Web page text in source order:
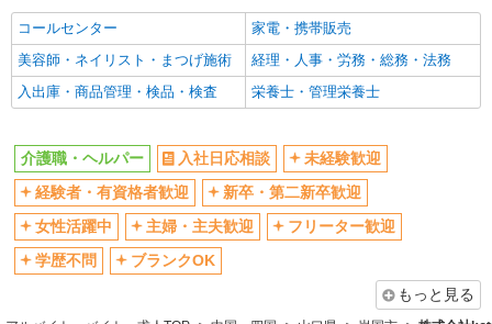
コールセンター
家電・携帯販売
美容師・ネイリスト・まつげ施術
経理・人事・労務・総務・法務
入出庫・商品管理・検品・検査
栄養士・管理栄養士
介護職・ヘルパー 入社日応相談
未経験歓迎
経験者・有資格者歓迎
新卒・第二新卒歓迎
女性活躍中
主婦・主夫歓迎
フリーター歓迎
学歴不問
ブランクOK
もっと見る